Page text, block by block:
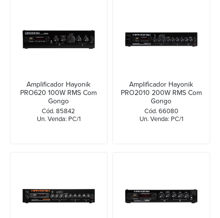
Amplificador Hayonik
PRO620 100W RMS Com
Gongo
Cód. 85842
Un. Venda: PC/1
Amplificador Hayonik
PRO2010 200W RMS Com
Gongo
Cód. 66080
Un. Venda: PC/1